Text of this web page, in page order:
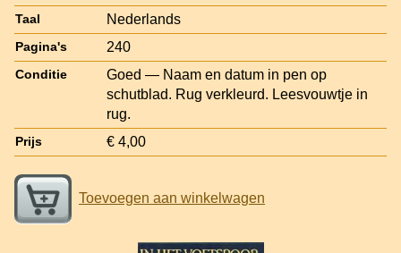
Taal Nederlands
Pagina's 240
Conditie
Goed — Naam en datum in pen op
schutblad. Rug verkleurd. Leesvouwtje in
rug.
Prijs € 4,00
Toevoegen aan winkelwagen